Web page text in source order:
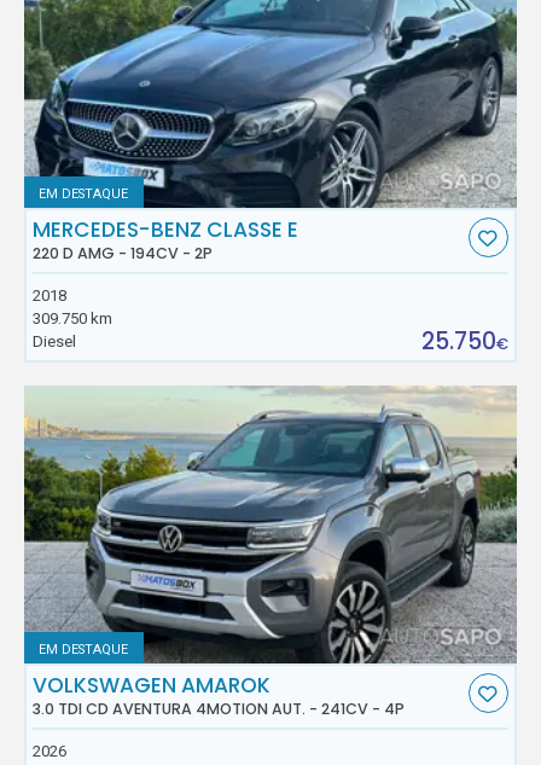
EM DESTAQUE
MERCEDES-BENZ CLASSE E
220 D AMG - 194CV - 2P
2018
309.750 km
Diesel
25.750€
EM DESTAQUE
VOLKSWAGEN AMAROK
3.0 TDI CD AVENTURA 4MOTION AUT. - 241CV - 4P
2026